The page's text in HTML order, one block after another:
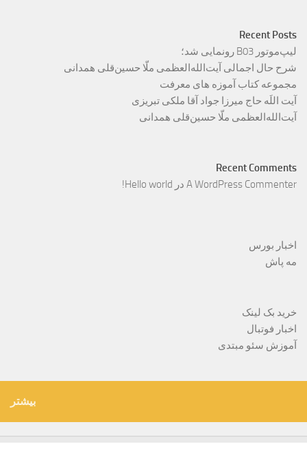
Recent Posts
لیپ‌موتور B03 رونمایی شد؛
شرح حال اجمالی آیت‌الله‌العظمی ملّا حسین‌قلی همدانی
مجموعه کتاب آموزه های معرفت
آیت اللَه حاج میرزا جواد آقا ملکی تبریزی
آیت‌الله‌العظمی ملّا حسین‌قلی همدانی
Recent Comments
A WordPress Commenter در Hello world!
اخبار بورس
مه پاش
خرید بک لینک
اخبار فوتبال
آموزش سئو مبتدی
بیشتر